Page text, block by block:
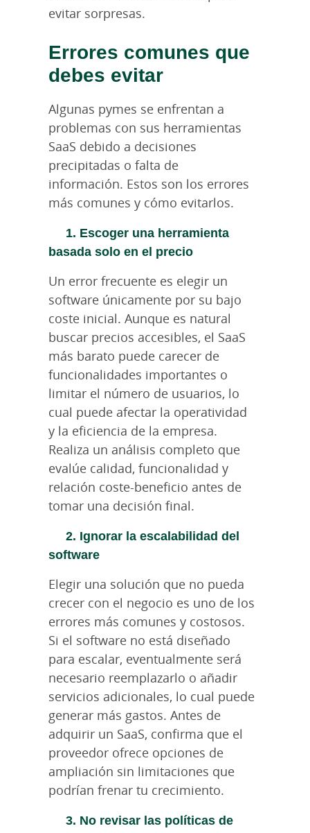
evitar sorpresas.
Errores comunes que
debes evitar
Algunas pymes se enfrentan a
problemas con sus herramientas
SaaS debido a decisiones
precipitadas o falta de
información. Estos son los errores
más comunes y cómo evitarlos.
1. Escoger una herramienta
basada solo en el precio
Un error frecuente es elegir un
software únicamente por su bajo
coste inicial. Aunque es natural
buscar precios accesibles, el SaaS
más barato puede carecer de
funcionalidades importantes o
limitar el número de usuarios, lo
cual puede afectar la operatividad
y la eficiencia de la empresa.
Realiza un análisis completo que
evalúe calidad, funcionalidad y
relación coste-beneficio antes de
tomar una decisión final.
2. Ignorar la escalabilidad del
software
Elegir una solución que no pueda
crecer con el negocio es uno de los
errores más comunes y costosos.
Si el software no está diseñado
para escalar, eventualmente será
necesario reemplazarlo o añadir
servicios adicionales, lo cual puede
generar más gastos. Antes de
adquirir un SaaS, confirma que el
proveedor ofrece opciones de
ampliación sin limitaciones que
podrían frenar tu crecimiento.
3. No revisar las políticas de